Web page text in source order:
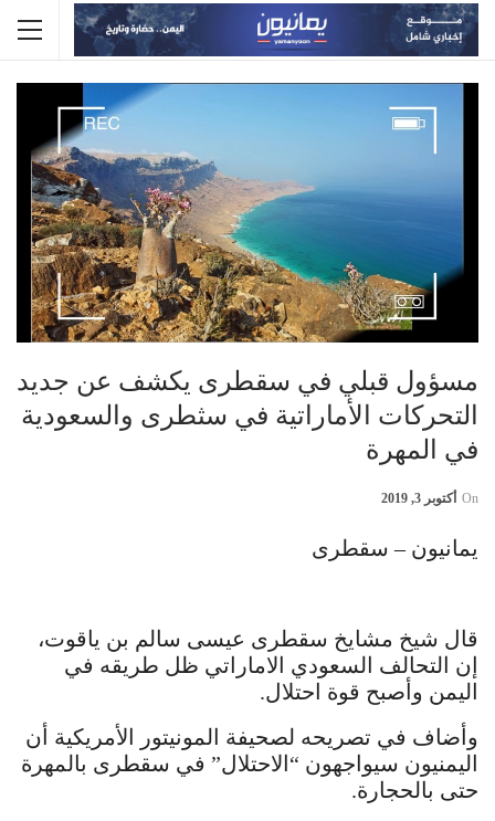
مسؤول قبلي في سقطرى يكشف عن جديد
التحركات الأماراتية في سثطرى والسعودية
في المهرة
On أكتوبر 3, 2019
يمانيون – سقطرى
قال شيخ مشايخ سقطرى عيسى سالم بن ياقوت،
إن التحالف السعودي الاماراتي ظل طريقه في
اليمن وأصبح قوة احتلال.
وأضاف في تصريحه لصحيفة المونيتور الأمريكية أن
اليمنيون سيواجهون “الاحتلال” في سقطرى بالمهرة
حتى بالحجارة.